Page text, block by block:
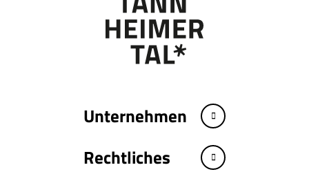
Unternehmen
Rechtliches